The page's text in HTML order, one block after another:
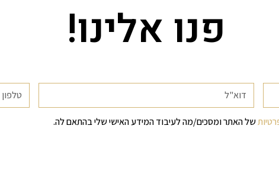
פנו אלינו!
של האתר ומסכים/מה לעיבוד המידע האישי שלי בהתאם לה.